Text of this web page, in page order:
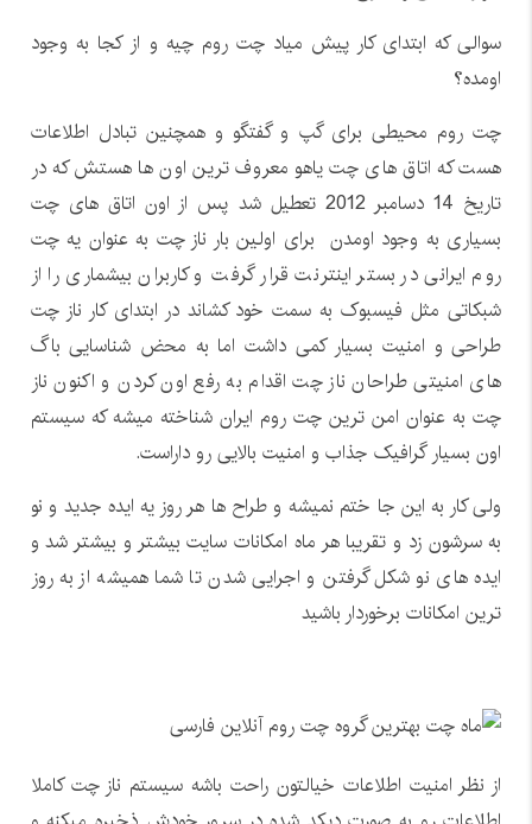
سوالی که ابتدای کار پیش میاد چت روم چیه و از کجا به وجود
اومده؟
چت روم محیطی برای گپ و گفتگو و همچنین تبادل اطلاعات
هست که اتاق های چت یاهو معروف ترین اون ها هستش که در
تاریخ 14 دسامبر 2012 تعطیل شد پس از اون اتاق های چت
بسیاری به وجود اومدن برای اولین بار ناز چت به عنوان یه چت
روم ایرانی در بستر اینترنت قرار گرفت و کاربران بیشماری را از
شبکاتی مثل فیسبوک به سمت خود کشاند در ابتدای کار ناز چت
طراحی و امنیت بسیار کمی داشت اما به محض شناسایی باگ
های امنیتی طراحان ناز چت اقدام به رفع اون کردن و اکنون ناز
چت به عنوان امن ترین چت روم ایران شناخته میشه که سیستم
اون بسیار گرافیک جذاب و امنیت بالایی رو داراست.
ولی کار به این جا ختم نمیشه و طراح ها هر روز یه ایده جدید و نو
به سرشون زد و تقریبا هر ماه امکانات سایت بیشتر و بیشتر شد و
ایده های نو شکل گرفتن و اجرایی شدن تا شما همیشه از به روز
ترین امکانات برخوردار باشید
از نظر امنیت اطلاعات خیالتون راحت باشه سیستم ناز چت کاملا